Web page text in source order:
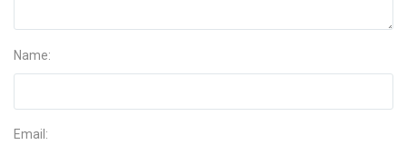
Name:
Email: